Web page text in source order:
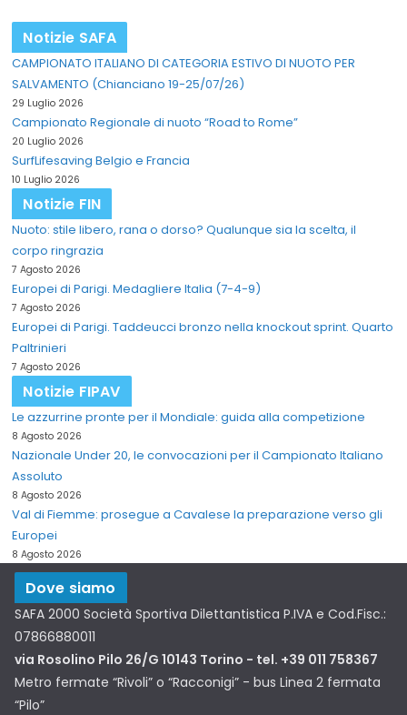
Notizie SAFA
CAMPIONATO ITALIANO DI CATEGORIA ESTIVO DI NUOTO PER
SALVAMENTO (Chianciano 19-25/07/26)
29 Luglio 2026
Campionato Regionale di nuoto “Road to Rome”
20 Luglio 2026
SurfLifesaving Belgio e Francia
10 Luglio 2026
Notizie FIN
Nuoto: stile libero, rana o dorso? Qualunque sia la scelta, il
corpo ringrazia
7 Agosto 2026
Europei di Parigi. Medagliere Italia (7-4-9)
7 Agosto 2026
Europei di Parigi. Taddeucci bronzo nella knockout sprint. Quarto
Paltrinieri
7 Agosto 2026
Notizie FIPAV
Le azzurrine pronte per il Mondiale: guida alla competizione
8 Agosto 2026
Nazionale Under 20, le convocazioni per il Campionato Italiano
Assoluto
8 Agosto 2026
Val di Fiemme: prosegue a Cavalese la preparazione verso gli
Europei
8 Agosto 2026
Dove siamo
SAFA 2000 Società Sportiva Dilettantistica P.IVA e Cod.Fisc.:
07866880011
via Rosolino Pilo 26/G 10143 Torino - tel. +39 011 758367
Metro fermate “Rivoli” o “Racconigi” - bus Linea 2 fermata
“Pilo”